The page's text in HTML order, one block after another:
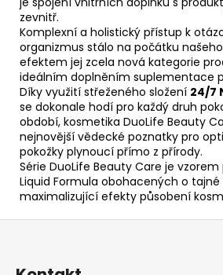
zevnitř.
Komplexní a holistický přístup k
organizmus stálo na počátku
efektem jej zcela nová kategorie
ideálním doplněním suplementace
Díky využití střeženého složení 24/7
se dokonale hodí pro každý druh
období, kosmetika DuoLife Beauty
nejnovější vědecké poznatky pro
pokožky plynoucí přímo z přírody.
Série DuoLife Beauty Care je
Liquid Formula obohacených o
maximalizující efekty působení
Z